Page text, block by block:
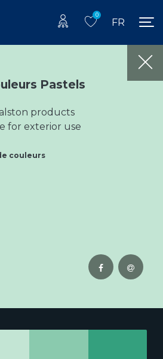
0
FR
Pastels
products
for exterior use
couleurs